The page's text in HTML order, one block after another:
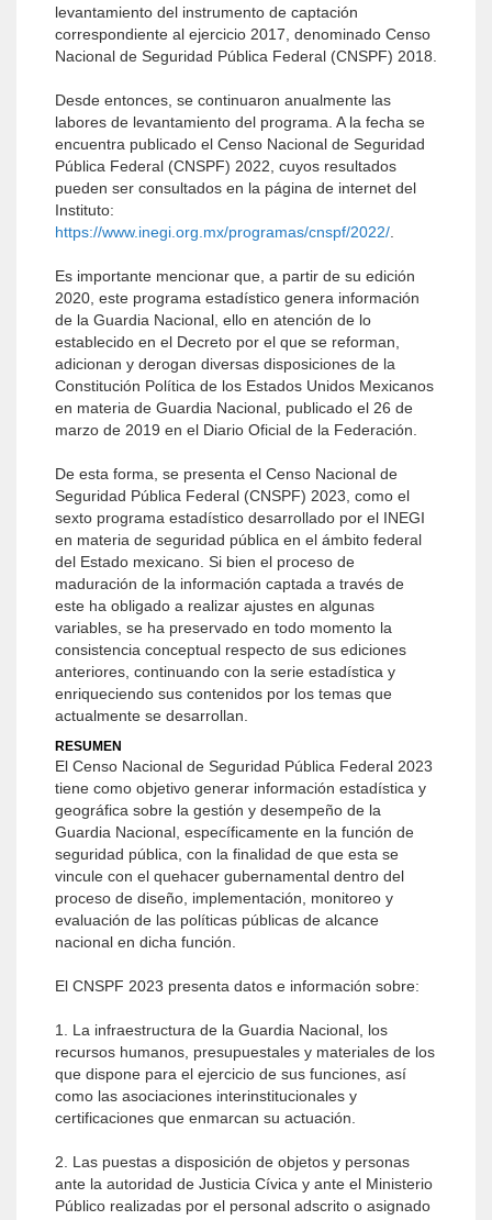
levantamiento del instrumento de captación
correspondiente al ejercicio 2017, denominado Censo
Nacional de Seguridad Pública Federal (CNSPF) 2018.
Desde entonces, se continuaron anualmente las
labores de levantamiento del programa. A la fecha se
encuentra publicado el Censo Nacional de Seguridad
Pública Federal (CNSPF) 2022, cuyos resultados
pueden ser consultados en la página de internet del
Instituto:
https://www.inegi.org.mx/programas/cnspf/2022/
Es importante mencionar que, a partir de su edición
2020, este programa estadístico genera información
de la Guardia Nacional, ello en atención de lo
establecido en el Decreto por el que se reforman,
adicionan y derogan diversas disposiciones de la
Constitución Política de los Estados Unidos Mexicanos
en materia de Guardia Nacional, publicado el 26 de
marzo de 2019 en el Diario Oficial de la Federación.
De esta forma, se presenta el Censo Nacional de
Seguridad Pública Federal (CNSPF) 2023, como el
sexto programa estadístico desarrollado por el INEGI
en materia de seguridad pública en el ámbito federal
del Estado mexicano. Si bien el proceso de
maduración de la información captada a través de
este ha obligado a realizar ajustes en algunas
variables, se ha preservado en todo momento la
consistencia conceptual respecto de sus ediciones
anteriores, continuando con la serie estadística y
enriqueciendo sus contenidos por los temas que
actualmente se desarrollan.
RESUMEN
El Censo Nacional de Seguridad Pública Federal 2023
tiene como objetivo generar información estadística y
geográfica sobre la gestión y desempeño de la
Guardia Nacional, específicamente en la función de
seguridad pública, con la finalidad de que esta se
vincule con el quehacer gubernamental dentro del
proceso de diseño, implementación, monitoreo y
evaluación de las políticas públicas de alcance
nacional en dicha función.
El CNSPF 2023 presenta datos e información sobre:
1. La infraestructura de la Guardia Nacional, los
recursos humanos, presupuestales y materiales de los
que dispone para el ejercicio de sus funciones, así
como las asociaciones interinstitucionales y
certificaciones que enmarcan su actuación.
2. Las puestas a disposición de objetos y personas
ante la autoridad de Justicia Cívica y ante el Ministerio
Público realizadas por el personal adscrito o asignado